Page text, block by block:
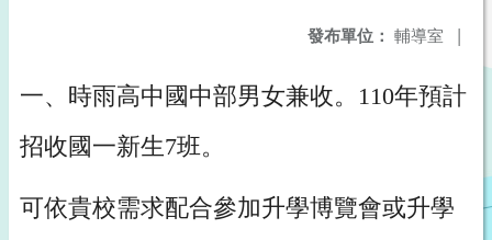
發布單位： 輔導室 |
一、時雨高中國中部男女兼收。110年預計
招收國一新生7班。
可依貴校需求配合參加升學博覽會或升學